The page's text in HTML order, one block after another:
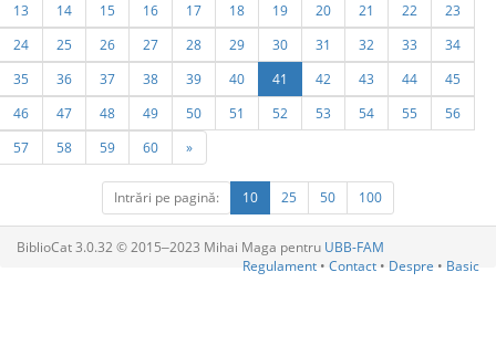
13
14 15 16 17 18 19 20 21 22
23
24
25 26 27 28 29 30 31 32 33
34
35
36 37 38 39 40 41 42 43 44
45
46
47 48 49 50 51 52 53 54 55
56
57
58 59 60 »
Intrări pe pagină: 10 25 50 100
BiblioCat 3.0.32 © 2015‒2023 Mihai Maga pentru UBB-FAM
Regulament • Contact • Despre • Basic